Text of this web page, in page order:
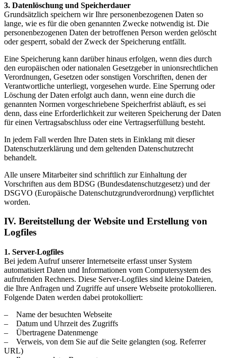
3. Datenlöschung und Speicherdauer
Grundsätzlich speichern wir Ihre personenbezogenen Daten so
lange, wie es für die oben genannten Zwecke notwendig ist. Die
personenbezogenen Daten der betroffenen Person werden gelöscht
oder gesperrt, sobald der Zweck der Speicherung entfällt.
Eine Speicherung kann darüber hinaus erfolgen, wenn dies durch
den europäischen oder nationalen Gesetzgeber in unionsrechtlichen
Verordnungen, Gesetzen oder sonstigen Vorschriften, denen der
Verantwortliche unterliegt, vorgesehen wurde. Eine Sperrung oder
Löschung der Daten erfolgt auch dann, wenn eine durch die
genannten Normen vorgeschriebene Speicherfrist abläuft, es sei
denn, dass eine Erforderlichkeit zur weiteren Speicherung der Daten
für einen Vertragsabschluss oder eine Vertragserfüllung besteht.
In jedem Fall werden Ihre Daten stets in Einklang mit dieser
Datenschutzerklärung und dem geltenden Datenschutzrecht
behandelt.
Alle unsere Mitarbeiter sind schriftlich zur Einhaltung der
Vorschriften aus dem BDSG (Bundesdatenschutzgesetz) und der
DSGVO (Europäische Datenschutzgrundverordnung) verpflichtet
worden.
IV. Bereitstellung der Website und Erstellung von
Logfiles
1. Server-Logfiles
Bei jedem Aufruf unserer Internetseite erfasst unser System
automatisiert Daten und Informationen vom Computersystem des
aufrufenden Rechners. Diese Server-Logfiles sind kleine Dateien,
die Ihre Anfragen und Zugriffe auf unsere Webseite protokollieren.
Folgende Daten werden dabei protokolliert:
– Name der besuchten Webseite
– Datum und Uhrzeit des Zugriffs
– Übertragene Datenmenge
– Verweis, von dem Sie auf die Seite gelangten (sog. Referrer
URL)